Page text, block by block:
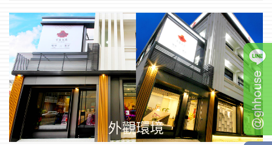
外觀環境